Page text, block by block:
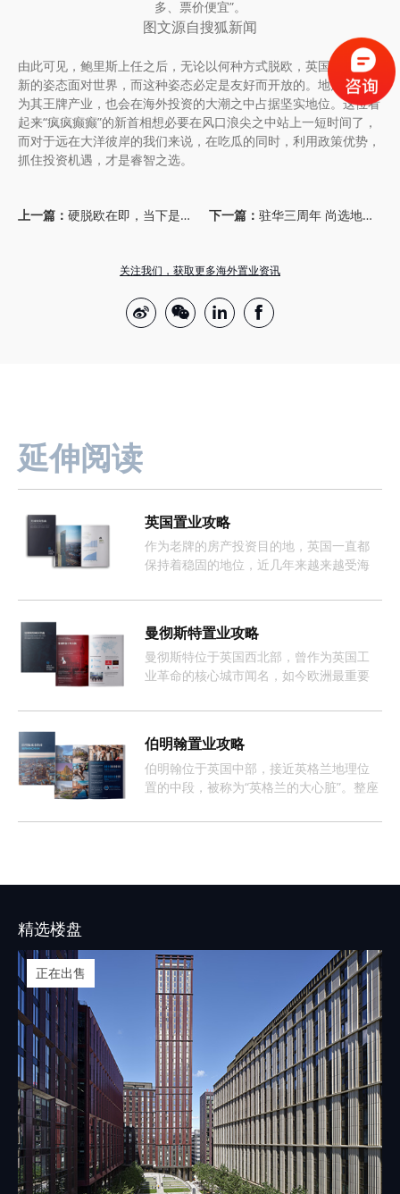
多、票价便宜”。
图文源自搜狐新闻
由此可见，鲍里斯上任之后，无论以何种方式脱欧，英国都将以全
新的姿态面对世界，而这种姿态必定是友好而开放的。地产市场作
为其王牌产业，也会在海外投资的大潮之中占据坚实地位。这位看
起来“疯疯癫癫”的新首相想必要在风口浪尖之中站上一短时间了，
而对于远在大洋彼岸的我们来说，在吃瓜的同时，利用政策优势，
抓住投资机遇，才是睿智之选。
上一篇： 硬脱欧在即，当下是否英国置业的好时机？ 下一篇： 驻华三周年 尚选地产集团续写海外置业新篇章
关注我们，获取更多海外置业资讯
延伸阅读
英国置业攻略
作为老牌的房产投资目的地，英国一直都
保持着稳固的地位，近几年来越来越受海
曼彻斯特置业攻略
曼彻斯特位于英国西北部，曾作为英国工
业革命的核心城市闻名，如今欧洲最重要
伯明翰置业攻略
伯明翰位于英国中部，接近英格兰地理位
置的中段，被称为“英格兰的大心脏”。整座
伯明翰的租房市场长期呈现供不应求的情
精选楼盘
正在出售